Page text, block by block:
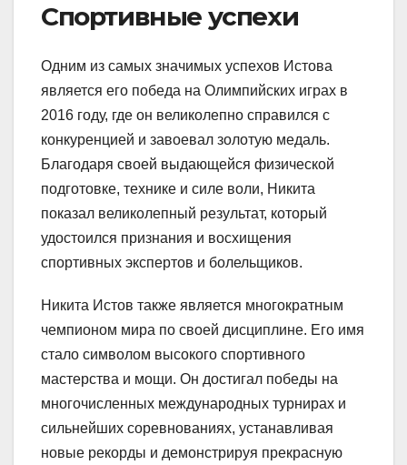
Спортивные успехи
Одним из самых значимых успехов Истова
является его победа на Олимпийских играх в
2016 году, где он великолепно справился с
конкуренцией и завоевал золотую медаль.
Благодаря своей выдающейся физической
подготовке, технике и силе воли, Никита
показал великолепный результат, который
удостоился признания и восхищения
спортивных экспертов и болельщиков.
Никита Истов также является многократным
чемпионом мира по своей дисциплине. Его имя
стало символом высокого спортивного
мастерства и мощи. Он достигал победы на
многочисленных международных турнирах и
сильнейших соревнованиях, устанавливая
новые рекорды и демонстрируя прекрасную